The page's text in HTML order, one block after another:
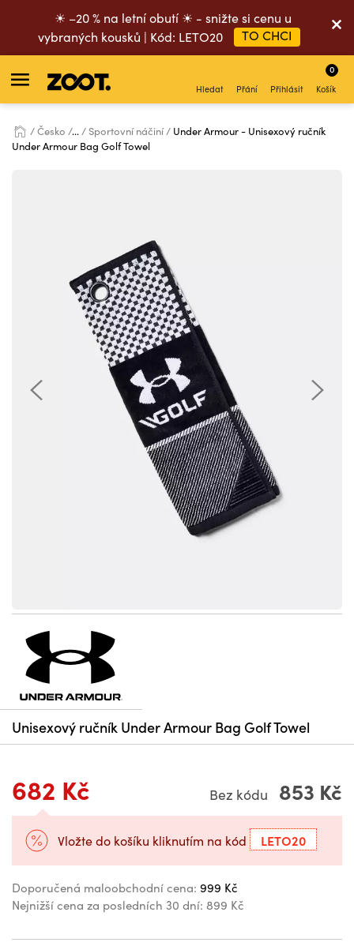
☀ –20 % na letní obutí ☀ - snižte si cenu u
vybraných kousků | Kód: LETO20
TO CHCI
Hledat Přání Přihlásit Košík
0
Česko ... Sportovní náčiní
Under Armour - Unisexový ručník
Under Armour Bag Golf Towel
Unisexový ručník Under Armour Bag Golf Towel
682 Kč Bez kódu 853 Kč
Vložte do košíku kliknutím na kód LETO20
Doporučená maloobchodní cena: 999 Kč
Nejnižší cena za posledních 30 dní: 899 Kč